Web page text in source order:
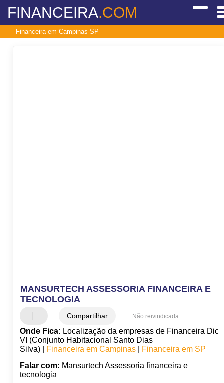
FINANCEIRA.COM
Financeira em Campinas-SP
MANSURTECH ASSESSORIA FINANCEIRA E
TECNOLOGIA
Compartilhar Não reivindicada
Onde Fica: Localização da empresas de Financeira Dic
VI (Conjunto Habitacional Santo Dias
Silva) |
Financeira em Campinas|
Financeira em SP
Falar com: Mansurtech Assessoria financeira e
tecnologia